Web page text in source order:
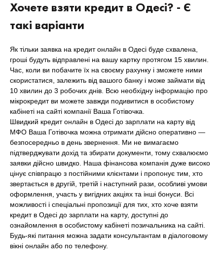
Хочете взяти кредит в Одесі? - Є
такі варіанти
Як тільки заявка на кредит онлайн в Одесі буде схвалена,
гроші будуть відправлені на вашу картку протягом 15 хвилин.
Час, коли ви побачите їх на своєму рахунку і зможете ними
скористатися, залежить від вашого банку і може займати від
10 хвилин до 3 робочих днів. Всю необхідну інформацію про
мікрокредит ви можете завжди подивитися в особистому
кабінеті на сайті компанії Ваша Готівочка.
Швидкий кредит онлайн в Одесі до зарплати на карту від
МФО Ваша Готівочка можна отримати дійсно оперативно —
безпосередньо в день звернення. Ми не вимагаємо
підтверджувати дохід та збирати документи, тому схвалюємо
заявки дійсно швидко. Наша фінансова компанія дуже високо
цінує співпрацю з постійними клієнтами і пропонує тим, хто
звертається в другій, третій і наступний рази, особливі умови
оформлення, участь у вигідних акціях та інші бонуси. Всі
можливості і спеціальні пропозиції для тих, хто хоче взяти
кредит в Одесі до зарплати на карту, доступні до
ознайомлення в особистому кабінеті позичальника на сайті.
Будь-які питання можна задати консультантам в діалоговому
вікні онлайн або по телефону.